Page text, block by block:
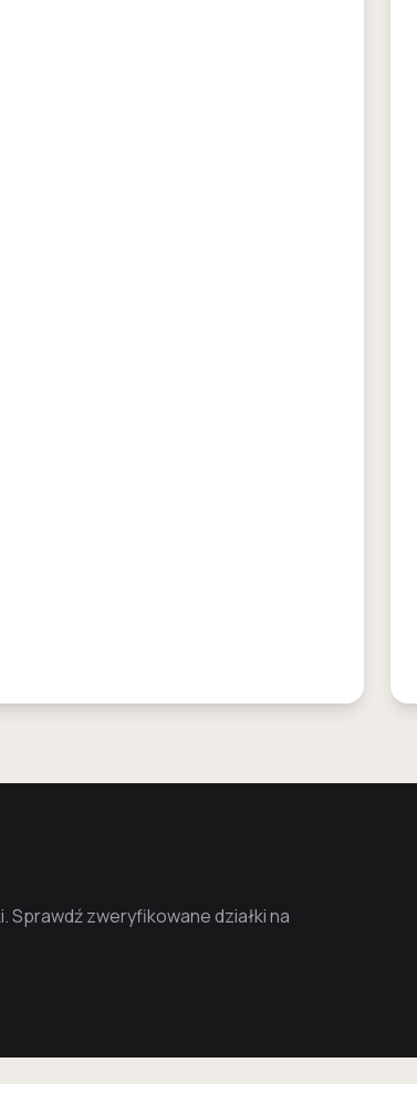
Sprawdź zweryfikowane działki na